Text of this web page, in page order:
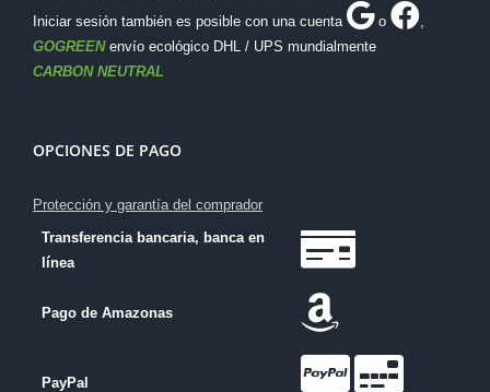
Iniciar sesión también es posible con una cuenta
o
GOGREENenvío ecológico DHL / UPS mundialmente
CARBON NEUTRAL
OPCIONES DE PAGO
Protección y garantía del comprador
Transferencia bancaria, banca en
línea
Pago de Amazonas
PayPal